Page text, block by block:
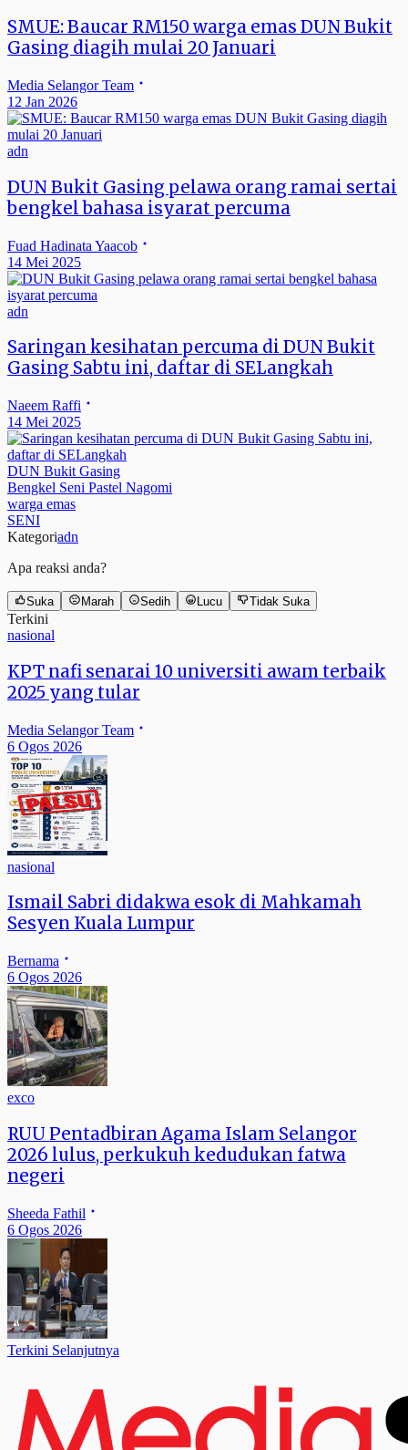
SMUE: Baucar RM150 warga emas DUN Bukit
Gasing diagih mulai 20 Januari
Media Selangor Team
12 Jan 2026
adn
DUN Bukit Gasing pelawa orang ramai sertai
bengkel bahasa isyarat percuma
Fuad Hadinata Yaacob
14 Mei 2025
adn
Saringan kesihatan percuma di DUN Bukit
Gasing Sabtu ini, daftar di SELangkah
Naeem Raffi
14 Mei 2025
DUN Bukit Gasing
Bengkel Seni Pastel Nagomi
warga emas
SENI
Kategoriadn
Apa reaksi anda?
Suka Marah Sedih Lucu Tidak Suka
Terkini
nasional
KPT nafi senarai 10 universiti awam terbaik
2025 yang tular
Media Selangor Team
6 Ogos 2026
nasional
Ismail Sabri didakwa esok di Mahkamah
Sesyen Kuala Lumpur
Bernama
6 Ogos 2026
exco
RUU Pentadbiran Agama Islam Selangor
2026 lulus, perkukuh kedudukan fatwa
negeri
Sheeda Fathil
6 Ogos 2026
Terkini Selanjutnya